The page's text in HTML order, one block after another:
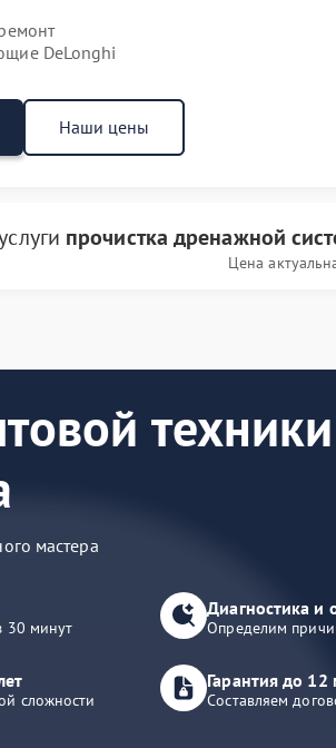
DeLonghi
Наши цены
прочистка дренажной
Цена
техники
мастера
30 минут
Диагностика и
Определим
сложности
Гарантия до 12
Составляем